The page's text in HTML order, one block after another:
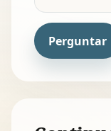
Perguntar